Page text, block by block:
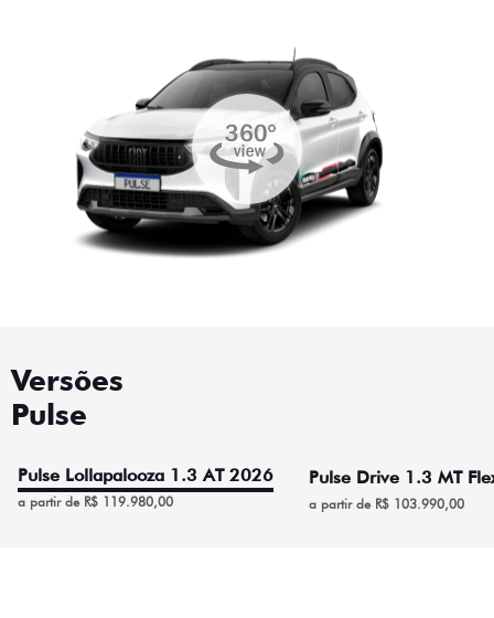
Versões
Pulse
Pulse Lollapalooza 1.3 AT 2026
a partir de R$ 119.980,00
Pulse Drive 1.3 MT
a partir de R$ 103.990,00